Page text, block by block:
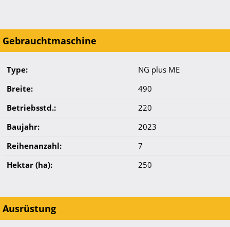
Gebrauchtmaschine
Type:
NG plus ME
Breite:
490
Betriebsstd.:
220
Baujahr:
2023
Reihenanzahl:
7
Hektar (ha):
250
Ausrüstung